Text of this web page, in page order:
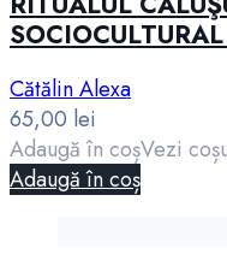
Cătălin Alexa
65,00 lei
Adaugă în coșVezi
Adaugă în coș